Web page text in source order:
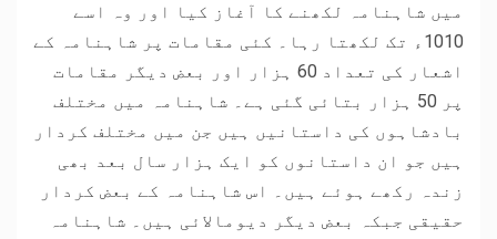
میں شاہنامہ لکھنے کا آغاز کیا اور وہ اسے
1010ء تک لکھتا رہا۔ کئی مقامات پر شاہنامہ کے
اشعار کی تعداد 60 ہزار اور بعض دیگر مقامات
پر 50 ہزار بتائی گئی ہے۔ شاہنامہ میں مختلف
بادشاہوں کی داستانیں ہیں جن میں مختلف کردار
ہیں جو ان داستانوں کو ایک ہزار سال بعد بھی
زندہ رکھے ہوئے ہیں۔ اس شاہنامہ کے بعض کردار
حقیقی جبکہ بعض دیگر دیومالائی ہیں۔ شاہنامہ